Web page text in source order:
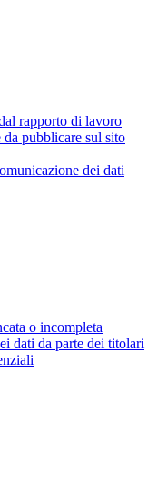
rapporto di lavoro
da pubblicare sul sito
dei dati
o incompleta
dati da parte dei titolari